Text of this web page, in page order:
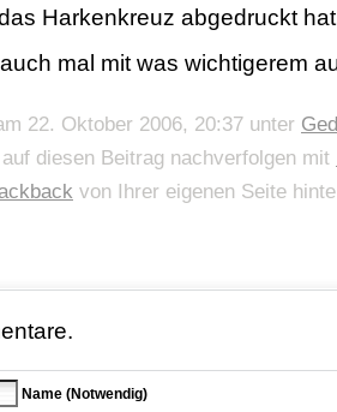
Harkenkreuz abgedruckt
mal mit was wichtigerem
22. Oktober 2006, 20:37 unter
diesen Beitrag nachverfolgen mit
von Ihrer eigenen Seite
Name (Notwendig)